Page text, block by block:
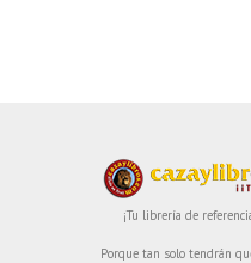
¡Tu librería de
Porque tan solo tendrán